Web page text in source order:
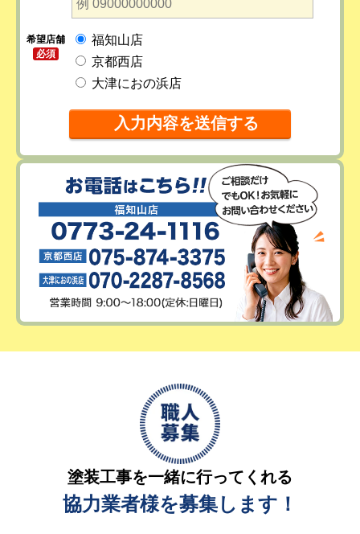
希望店舗
必須
福知山店
京都西店
大津におの浜店
塗装工事を一緒に行ってくれる
協力業者様を募集します！